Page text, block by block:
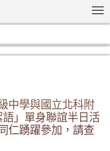
中學與國立北科附
語」單身聯誼半日活
仁踴躍參加，請查